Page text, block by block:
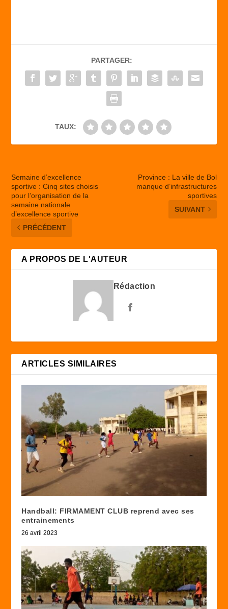
b
o
o
d
o
n
er
PARTAGER:
TAUX:
Semaine d’excellence
sportive : Cinq sites choisis
pour l’organisation de la
semaine nationale
d’excellence sportive
PRÉCÉDENT
Province : La ville de Bol
manque d’infrastructures
sportives
SUIVANT
A PROPOS DE L'AUTEUR
Rédaction
ARTICLES SIMILAIRES
Handball: FIRMAMENT CLUB reprend avec ses
entrainements
26 avril 2023